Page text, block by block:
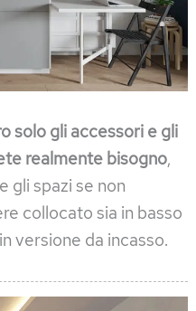
solo gli accessori e gli
realmente bisogno,
gli spazi se non
collocato sia in basso
versione da incasso.